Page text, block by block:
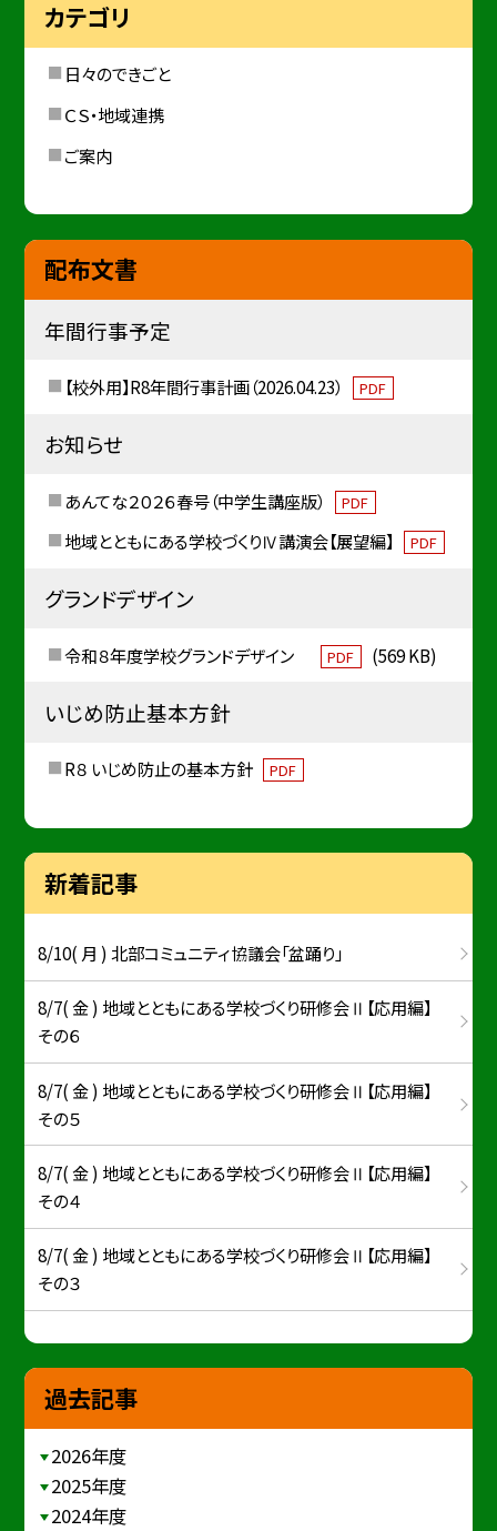
カテゴリ
日々のできごと
ＣＳ・地域連携
ご案内
配布文書
年間行事予定
【校外用】R8年間行事計画（2026.04.23） PDF
お知らせ
あんてな２０２６春号（中学生講座版） PDF
地域とともにある学校づくりⅣ講演会【展望編】 PDF
グランドデザイン
令和８年度学校グランドデザイン PDF (569 KB)
いじめ防止基本方針
R８ いじめ防止の基本方針 PDF
新着記事
8/10( 月 ) 北部コミュニティ協議会「盆踊り」
8/7( 金 ) 地域とともにある学校づくり研修会Ⅱ【応用編】
その６
8/7( 金 ) 地域とともにある学校づくり研修会Ⅱ【応用編】
その５
8/7( 金 ) 地域とともにある学校づくり研修会Ⅱ【応用編】
その４
8/7( 金 ) 地域とともにある学校づくり研修会Ⅱ【応用編】
その３
過去記事
2026年度
2025年度
2024年度